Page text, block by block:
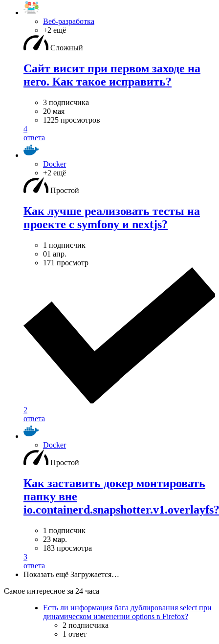
Веб-разработка
+2 ещё
Сложный
Сайт висит при первом заходе на
него. Как такое исправить?
3 подписчика
20 мая
1225 просмотров
4
ответа
Docker
+2 ещё
Простой
Как лучше реализовать тесты на
проекте с symfony и nextjs?
1 подписчик
01 апр.
171 просмотр
2
ответа
Docker
Простой
Как заставить докер монтировать
папку вне
io.containerd.snapshotter.v1.overlayfs?
1 подписчик
23 мар.
183 просмотра
3
ответа
Показать ещё Загружается…
Самое интересное за 24 часа
Есть ли информация бага дублирования select при
динамическом изменении options в Firefox?
2 подписчика
1 ответ